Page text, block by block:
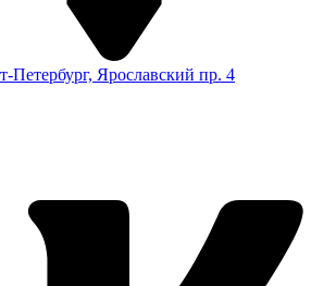
Петербург, Ярославский пр. 4